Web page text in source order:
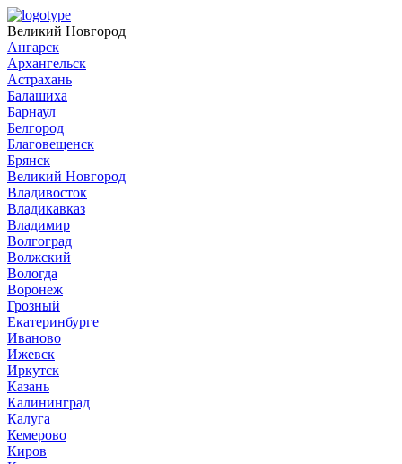
Великий Новгород
Ангарск
Архангельск
Астрахань
Балашиха
Барнаул
Белгород
Благовещенск
Брянск
Великий Новгород
Владивосток
Владикавказ
Владимир
Волгоград
Волжский
Вологда
Воронеж
Грозный
Екатеринбурге
Иваново
Ижевск
Иркутск
Казань
Калининград
Калуга
Кемерово
Киров